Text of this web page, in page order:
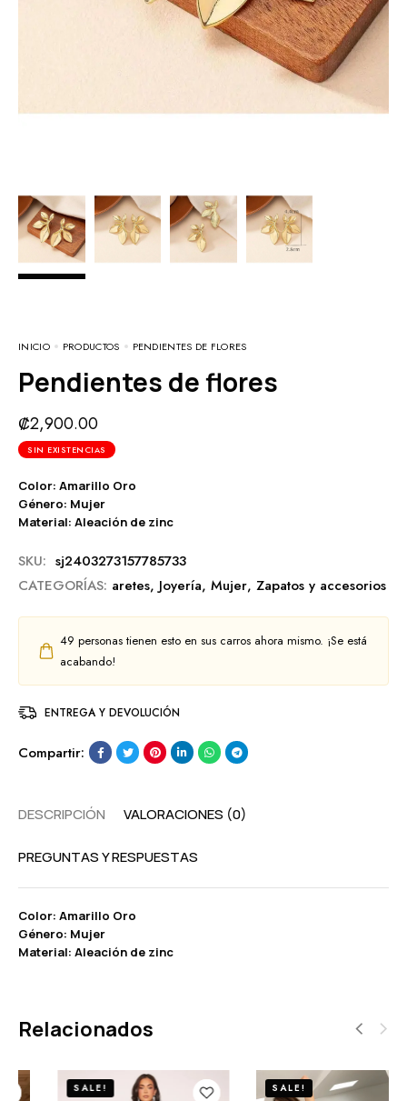
INICIO PRODUCTOS PENDIENTES DE FLORES
Pendientes de flores
₡2,900.00
SIN EXISTENCIAS
Color: Amarillo Oro
Género: Mujer
Material: Aleación de zinc
SKU: sj2403273157785733
CATEGORÍAS: aretes, Joyería, Mujer, Zapatos y accesorios
49 personas tienen esto en sus carros ahora mismo. ¡Se está
acabando!
ENTREGA Y DEVOLUCIÓN
Compartir:
DESCRIPCIÓN VALORACIONES (0)
PREGUNTAS Y RESPUESTAS
Color: Amarillo Oro
Género: Mujer
Material: Aleación de zinc
Relacionados
SALE! SALE!